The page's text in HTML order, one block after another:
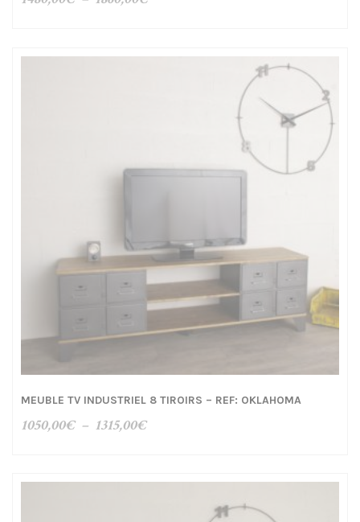
1480,00€
MEUBLE TV INDUSTRIEL 8 TIROIRS – REF: OKLAHOMA
1050,00€ – 1315,00€Plage
1050,00€